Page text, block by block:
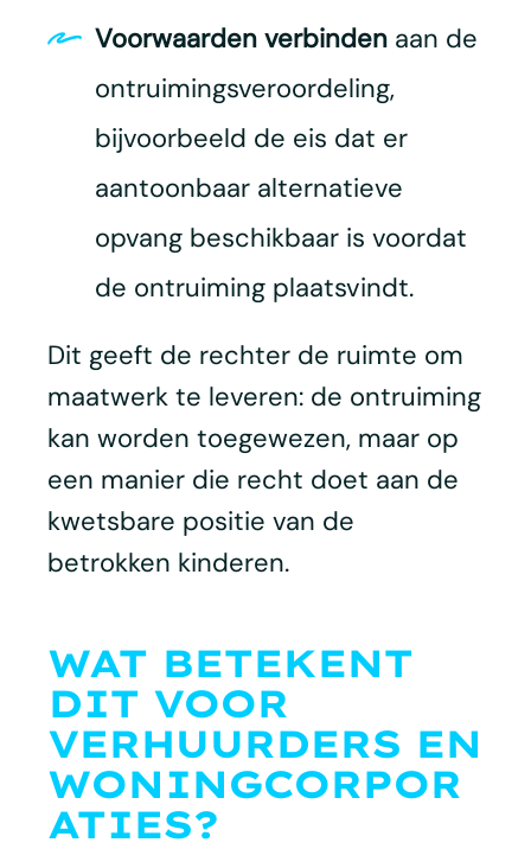
Voorwaarden verbinden aan de
ontruimingsveroordeling,
bijvoorbeeld de eis dat er
aantoonbaar alternatieve
opvang beschikbaar is voordat
de ontruiming plaatsvindt.
Dit geeft de rechter de ruimte om
maatwerk te leveren: de ontruiming
kan worden toegewezen, maar op
een manier die recht doet aan de
kwetsbare positie van de
betrokken kinderen.
WAT BETEKENT
DIT VOOR
VERHUURDERS EN
WONINGCORPOR
ATIES?